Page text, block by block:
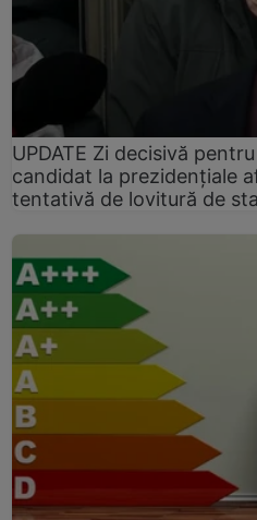
UPDATE Zi decisivă
candidat la prezidențiale
tentativă de lovitură de